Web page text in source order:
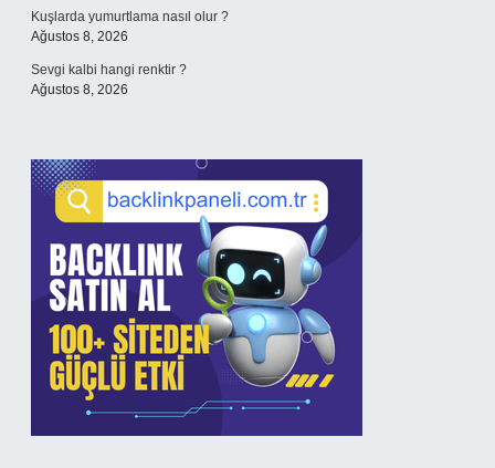
Kuşlarda yumurtlama nasıl olur ?
Ağustos 8, 2026
Sevgi kalbi hangi renktir ?
Ağustos 8, 2026